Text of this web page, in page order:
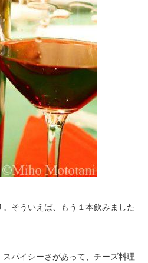
そういえば、もう１本飲みました
パイシーさがあって、チーズ料理